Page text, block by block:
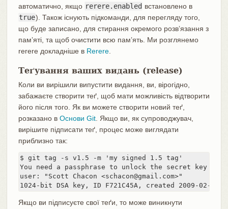
автоматично, якщо rerere.enabled встановлено в
true). Також існують підкоманди, для перегляду того,
що буде записано, для стирання окремого розвʼязання з
памʼяті, та щоб очистити всю памʼять. Ми розглянемо
rerere докладніше в Rerere.
Теґування ваших видань (release)
Коли ви вирішили випустити видання, ви, вірогідно,
забажаєте створити теґ, щоб мати можливість відтворити
його після того. Як ви можете створити новий теґ,
розказано в Основи Git. Якщо ви, як супроводжувач,
вирішите підписати теґ, процес може виглядати
приблизно так:
$ git tag -s v1.5 -m 'my signed 1.5 tag'
You need a passphrase to unlock the secret key for
user: "Scott Chacon <schacon@gmail.com>"
1024-bit DSA key, ID F721C45A, created 2009-02-09
Якщо ви підписуєте свої теґи, то може виникнути